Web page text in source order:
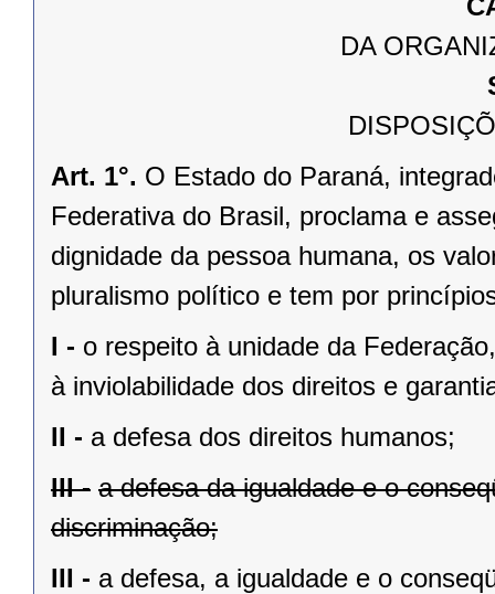
DA
Art. 1°. O Estado do Paraná,
Federativa do Brasil, proclama e
dignidade da pessoa humana, os
pluralismo político e tem por
I - o respeito à unidade da
à inviolabilidade dos direitos e
II - a defesa dos direitos humanos;
III - a defesa da igualdade e o
discriminação;
III - a defesa, a igualdade e o